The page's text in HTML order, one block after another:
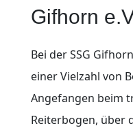
Gifhorn
Bei der SSG
einer Vielzahl von
Angefangen beim
Reiterbogen, über